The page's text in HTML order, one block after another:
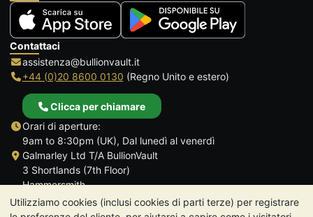
Utilizziamo cookies (inclusi cookies di parti terze) per registrare
Contattaci
assistenza@bullionvault.it
+44 (0)20 8600 0130 (Regno Unito e estero)
Clicca per chiamare
Orari di aperture:
9am to 8:30pm (UK), Dal lunedì al venerdì
Galmarley Ltd T/A BullionVault
3 Shortlands (7th Floor)
Hammersmith
Londra
W6 8DA